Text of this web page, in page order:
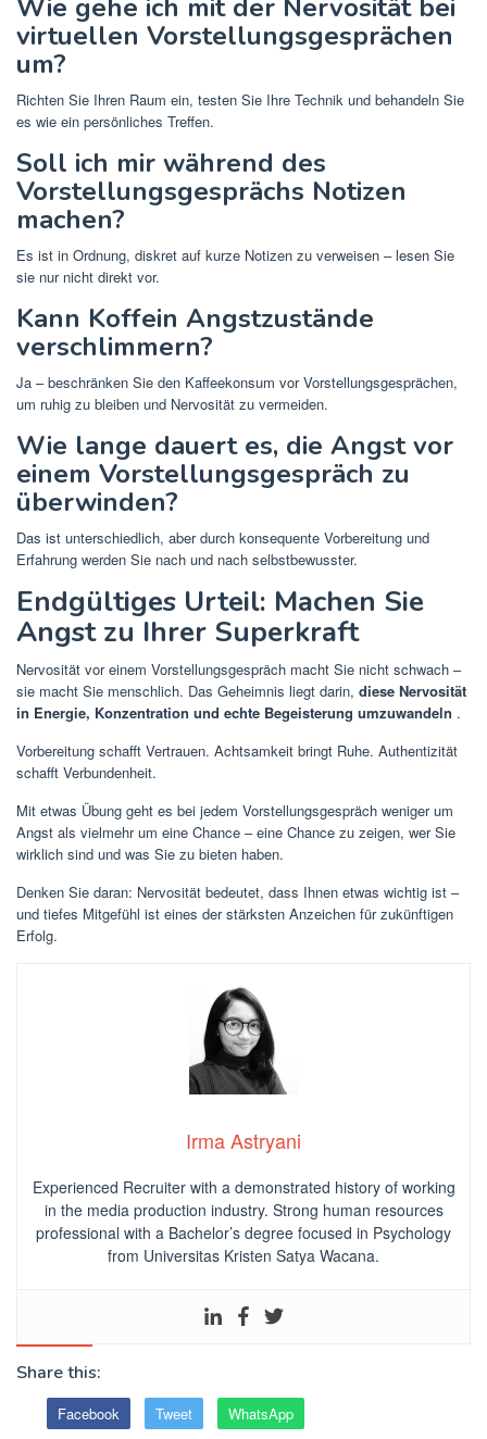
Wie gehe ich mit der Nervosität bei
virtuellen Vorstellungsgesprächen
um?
Richten Sie Ihren Raum ein, testen Sie Ihre Technik und behandeln Sie
es wie ein persönliches Treffen.
Soll ich mir während des
Vorstellungsgesprächs Notizen
machen?
Es ist in Ordnung, diskret auf kurze Notizen zu verweisen – lesen Sie
sie nur nicht direkt vor.
Kann Koffein Angstzustände
verschlimmern?
Ja – beschränken Sie den Kaffeekonsum vor Vorstellungsgesprächen,
um ruhig zu bleiben und Nervosität zu vermeiden.
Wie lange dauert es, die Angst vor
einem Vorstellungsgespräch zu
überwinden?
Das ist unterschiedlich, aber durch konsequente Vorbereitung und
Erfahrung werden Sie nach und nach selbstbewusster.
Endgültiges Urteil: Machen Sie
Angst zu Ihrer Superkraft
Nervosität vor einem Vorstellungsgespräch macht Sie nicht schwach –
sie macht Sie menschlich. Das Geheimnis liegt darin, diese Nervosität
in Energie, Konzentration und echte Begeisterung umzuwandeln .
Vorbereitung schafft Vertrauen. Achtsamkeit bringt Ruhe. Authentizität
schafft Verbundenheit.
Mit etwas Übung geht es bei jedem Vorstellungsgespräch weniger um
Angst als vielmehr um eine Chance – eine Chance zu zeigen, wer Sie
wirklich sind und was Sie zu bieten haben.
Denken Sie daran: Nervosität bedeutet, dass Ihnen etwas wichtig ist –
und tiefes Mitgefühl ist eines der stärksten Anzeichen für zukünftigen
Erfolg.
Irma Astryani
Experienced Recruiter with a demonstrated history of working
in the media production industry. Strong human resources
professional with a Bachelor’s degree focused in Psychology
from Universitas Kristen Satya Wacana.
Share this:
Facebook Tweet WhatsApp